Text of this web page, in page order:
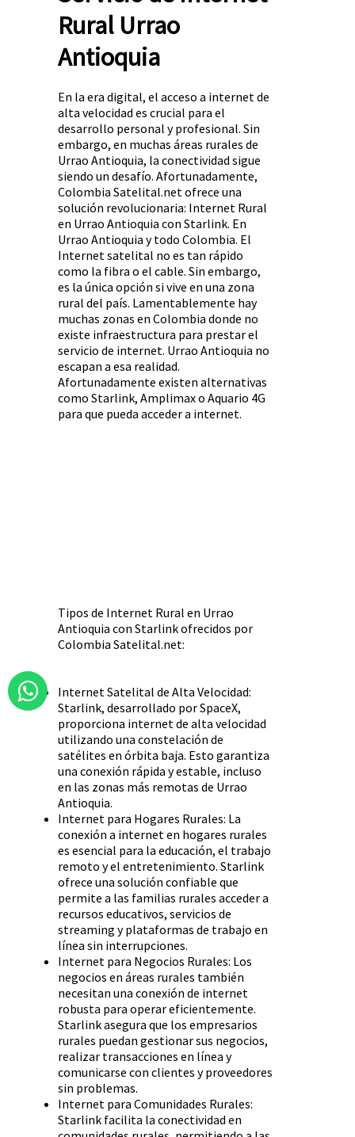
Rural Urrao
Antioquia
En la era digital, el acceso a internet de
alta velocidad es crucial para el
desarrollo personal y profesional. Sin
embargo, en muchas áreas rurales de
Urrao Antioquia, la conectividad sigue
siendo un desafío. Afortunadamente,
Colombia Satelital.net ofrece una
solución revolucionaria: Internet Rural
en Urrao Antioquia con Starlink. En
Urrao Antioquia y todo Colombia. El
Internet satelital no es tan rápido
como la fibra o el cable. Sin embargo,
es la única opción si vive en una zona
rural del país. Lamentablemente hay
muchas zonas en Colombia donde no
existe infraestructura para prestar el
servicio de internet. Urrao Antioquia no
escapan a esa realidad.
Afortunadamente existen alternativas
como Starlink, Amplimax o Aquario 4G
para que pueda acceder a internet.
Tipos de Internet Rural en Urrao
Antioquia con Starlink ofrecidos por
Colombia Satelital.net:
Internet Satelital de Alta Velocidad:
Starlink, desarrollado por SpaceX,
proporciona internet de alta velocidad
utilizando una constelación de
satélites en órbita baja. Esto garantiza
una conexión rápida y estable, incluso
en las zonas más remotas de Urrao
Antioquia.
Internet para Hogares Rurales: La
conexión a internet en hogares rurales
es esencial para la educación, el trabajo
remoto y el entretenimiento. Starlink
ofrece una solución confiable que
permite a las familias rurales acceder a
recursos educativos, servicios de
streaming y plataformas de trabajo en
línea sin interrupciones.
Internet para Negocios Rurales: Los
negocios en áreas rurales también
necesitan una conexión de internet
robusta para operar eficientemente.
Starlink asegura que los empresarios
rurales puedan gestionar sus negocios,
realizar transacciones en línea y
comunicarse con clientes y proveedores
sin problemas.
Internet para Comunidades Rurales:
Starlink facilita la conectividad en